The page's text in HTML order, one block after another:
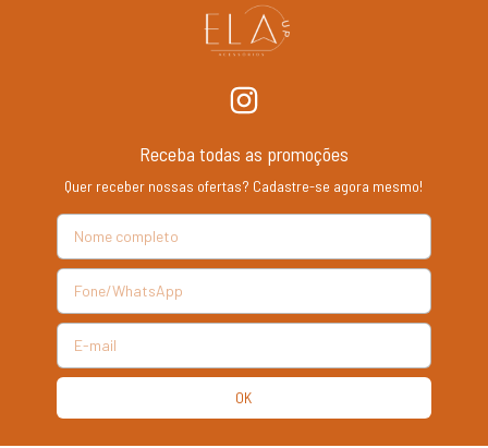
Receba todas as promoções
Quer receber nossas ofertas? Cadastre-se agora mesmo!